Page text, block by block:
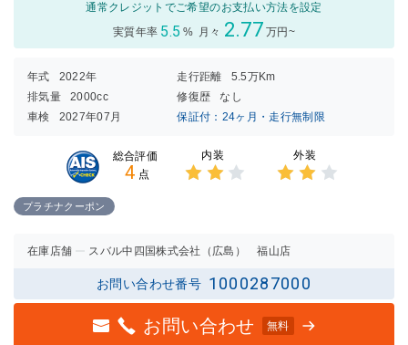
通常クレジットでご希望のお支払い方法を設定
実質年率 5.5 % 月々 2.77 万円~
年式 2022年 走行距離
5.5万Km
排気量
2000cc 修復歴
なし
車検
2027年07月 保証付：24ヶ月・走行無制限
総合評価
4 点
内装 外装
プラチナクーポン
在庫店舗 スバル中四国株式会社（広島） 福山店
お問い合わせ番号 1000287000
お問い合わせ 無料